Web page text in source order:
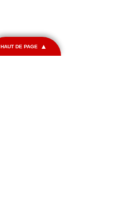
HAUT DE PAGE